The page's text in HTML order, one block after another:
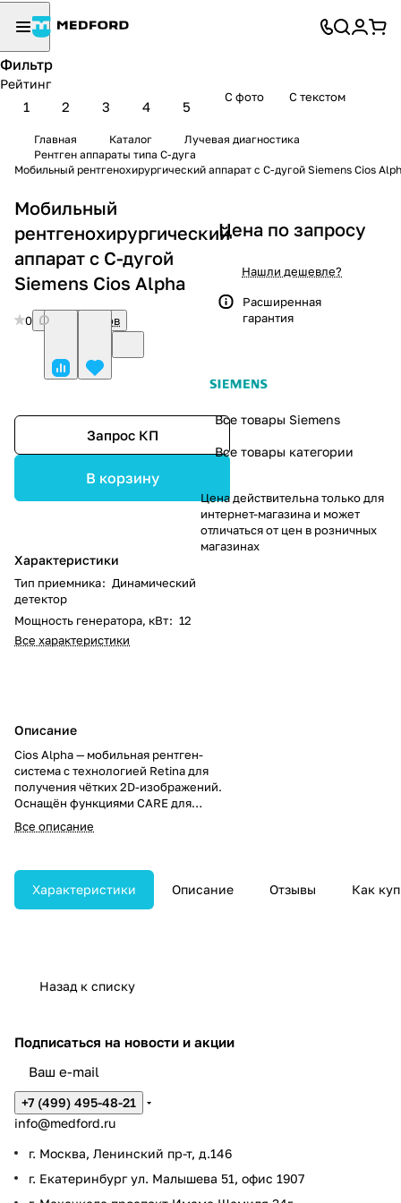
Фильтр
Рейтинг
1 2 3 4 5
С фото С текстом
Главная Каталог
Лучевая диагностика
Рентген аппараты типа С-дуга
Мобильный рентгенохирургический аппарат с С-дугой Siemens Cios
Мобильный
рентгенохирургический
аппарат с С-дугой
Siemens Cios Alpha
0 Нет отзывов
Запрос КП
В корзину
Характеристики
Тип приемника: Динамический
детектор
Мощность генератора, кВт: 12
Все характеристики
Описание
Cios Alpha — мобильная рентген-
система с технологией Retina для
получения чётких 2D-изображений.
Оснащён функциями CARE для
дозовой оптимизации и
интеллектуальной системой
Все описание
Цена по запросу
Нашли дешевле?
Расширенная
гарантия
Все товары Siemens
Все товары категории
Цена действительна только для
интернет-магазина и может
отличаться от цен в розничных
магазинах
Характеристики Описание Отзывы Как
Назад к списку
Подписаться на новости и акции
+7 (499) 495-48-21
info@medford.ru
г. Москва, Ленинский пр-т, д.146
г. Екатеринбург ул. Малышева 51, офис 1907